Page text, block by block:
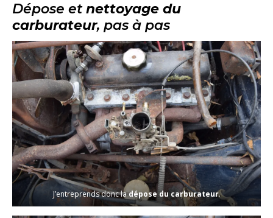
Dépose etnettoyage du
carburateur, pas à pas
J’entreprends donc ladépose du carburateur.